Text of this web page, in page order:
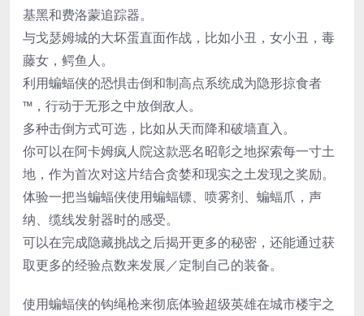
基黑和费洛蒙追踪器。
与戈瑟姆城的大坏蛋直面作战，比如小丑，女小丑，毒
藤女，鳄鱼人。
利用蝙蝠侠的恐惧击倒和制高点系统成为隐形掠食者
™，行动于无形之中放倒敌人。
多种击倒方式可选，比如从天而降和破墙直入。
你可以在阿卡姆疯人院这款恶名昭彰之地探索每一寸土
地，作为首次对这片结合贪婪和现实之土发现之奖励。
体验一把当蝙蝠侠使用蝙蝠镖、喷雾剂、蝙蝠爪，声
纳、缆线发射器时的感受。
可以在完成隐藏挑战之后揭开更多的秘密，还能通过获
取更多的经验点数来发展／定制自己的装备。
使用蝙蝠侠的钩绳枪来彻底体验超级英雄在城市楼宇之